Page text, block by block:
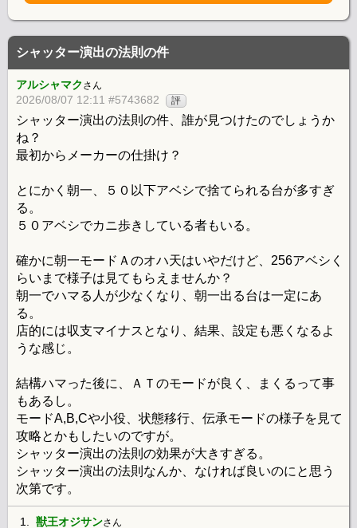
シャッター演出の法則の件
アルシャマク さん
2026/08/07 12:11 #5743682 評
シャッター演出の法則の件、誰が見つけたのでしょうか
ね？
最初からメーカーの仕掛け？
とにかく朝一、５０以下アベシで捨てられる台が多すぎ
る。
５０アベシでカニ歩きしている者もいる。
確かに朝一モードＡのオハ天はいやだけど、256アベシく
らいまで様子は見てもらえませんか？
朝一でハマる人が少なくなり、朝一出る台は一定にあ
る。
店的には収支マイナスとなり、結果、設定も悪くなるよ
うな感じ。
結構ハマった後に、ＡＴのモードが良く、まくるって事
もあるし。
モードA,B,Cや小役、状態移行、伝承モードの様子を見て
攻略とかもしたいのですが。
シャッター演出の法則の効果が大きすぎる。
シャッター演出の法則なんか、なければ良いのにと思う
次第です。
1. 獣王オジサンさん